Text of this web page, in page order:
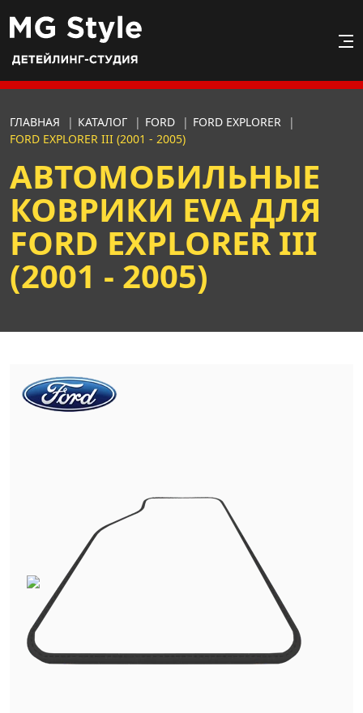
ГЛАВНАЯ | КАТАЛОГ | FORD | FORD EXPLORER
|
FORD EXPLORER III (2001 - 2005)
АВТОМОБИЛЬНЫЕ
КОВРИКИ EVA ДЛЯ
FORD EXPLORER III
(2001 - 2005)